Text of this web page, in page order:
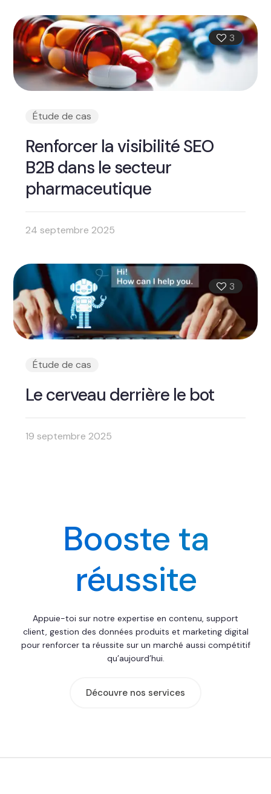
3
Étude de cas
Renforcer la visibilité SEO
B2B dans le secteur
pharmaceutique
24 septembre 2025
3
Étude de cas
Le cerveau derrière le bot
19 septembre 2025
Booste ta
réussite
Appuie-toi sur notre expertise en contenu, support
client, gestion des données produits et marketing digital
pour renforcer ta réussite sur un marché aussi compétitif
qu’aujourd’hui.
Découvre nos services